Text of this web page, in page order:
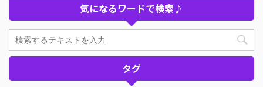
気になるワードで検索♪
タグ